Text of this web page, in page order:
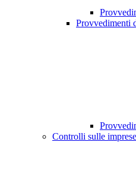
Provvedimenti
Controlli sulle imprese